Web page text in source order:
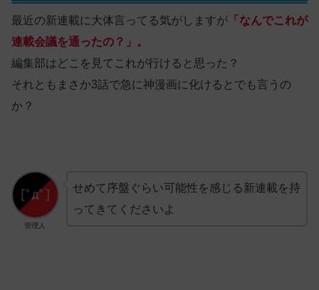
最近の新連載に大体言ってる気がしますが 「なんでこれが
連載会議を通ったの？」。
編集部はどこを見てこれが行けると思った？
それともまさか3話で急に神漫画に化けるとでも言うの
か？
管理人
せめて序盤ぐらい可能性を感じる新連載を持
ってきてくださいよ